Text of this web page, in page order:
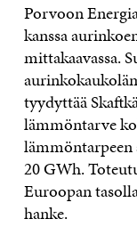
Porvoon
kanssa
mittakaavassa.
tyydyttää
lämmöntarve
20 GWh.
Euroopan
hanke.